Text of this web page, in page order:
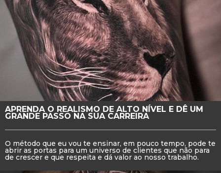
APRENDA O REALISMO DE ALTO NÍVEL E DÊ UM
GRANDE PASSO NA SUA CARREIRA
O método que eu vou te ensinar, em pouco tempo, pode te
abrir as portas para um universo de clientes que não para
de crescer e que respeita e dá valor ao nosso trabalho.